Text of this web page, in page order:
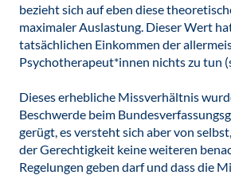
bezieht sich auf eben diese
maximaler Auslastung. Dieser Wert
tatsächlichen Einkommen der
Psychotherapeut*innen nichts zu tun
Dieses erhebliche Missverhältnis
Beschwerde beim
gerügt, es versteht sich aber von
der Gerechtigkeit keine weiteren
Regelungen geben darf und dass die